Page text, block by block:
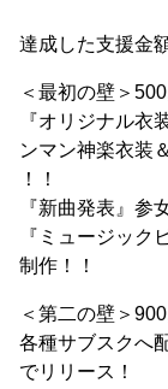
達成した支援金
＜最初の壁＞
『オリジナル衣
ンマン神楽衣装
！！
『新曲発表』参
『ミュージック
制作！！
＜第二の壁＞
各種サブスクへ
でリリース！